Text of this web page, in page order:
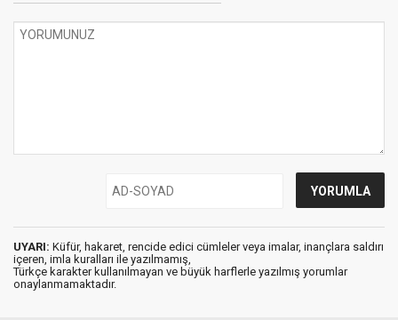
UYARI: Küfür, hakaret, rencide edici cümleler veya imalar, inançlara saldırı
içeren, imla kuralları ile yazılmamış,
Türkçe karakter kullanılmayan ve büyük harflerle yazılmış yorumlar
onaylanmamaktadır.